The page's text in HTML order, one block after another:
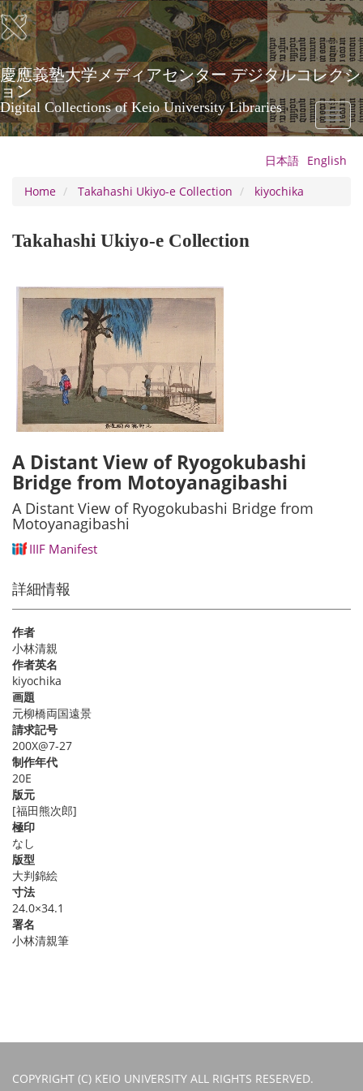
Skip
to
main
content
慶應義塾大学メディアセンター デジタルコレクシ
ョン
Digital Collections of Keio University Libraries
Toggle
日本語 English
Home
Takahashi Ukiyo-e Collection kiyochika
Takahashi Ukiyo-e Collection
A Distant View of Ryogokubashi
Bridge from Motoyanagibashi
A Distant View of Ryogokubashi Bridge from
Motoyanagibashi
IIIF Manifest
詳細情報
作者
小林清親
作者英名
kiyochika
画題
元柳橋両国遠景
請求記号
200X@7-27
制作年代
20E
版元
[福田熊次郎]
極印
なし
版型
大判錦絵
寸法
24.0×34.1
署名
小林清親筆
COPYRIGHT (C) KEIO UNIVERSITY ALL RIGHTS RESERVED.